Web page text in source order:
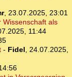
, 23.07.2025, 23:01
als
11:44
- Fidel, 24.07.2025,